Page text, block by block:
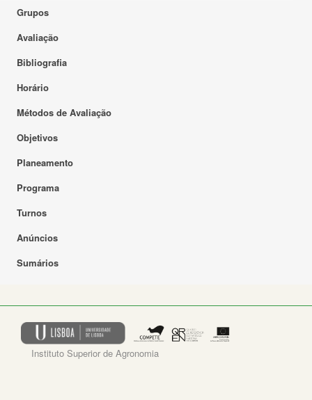
Grupos
Avaliação
Bibliografia
Horário
Métodos de Avaliação
Objetivos
Planeamento
Programa
Turnos
Anúncios
Sumários
Instituto Superior de Agronomia